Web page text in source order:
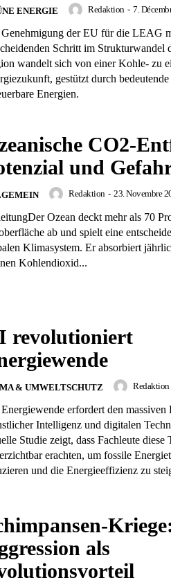
ENERGIE Redaktion - 7.
der EU für die LEAG
Schritt im Strukturwandel
wandelt sich von einer Kohle- zu
gestützt durch
Energien.
CO2-
und
Redaktion - 23. Novembre
Ozean deckt mehr als 70
ab und spielt eine
Klimasystem. Er absorbiert
Kohlendioxid...
revolutioniert
& UMWELTSCHUTZ Redaktion
erfordert den massiven
Intelligenz und digitalen
Studie zeigt, dass Fachleute diese
erachten, um fossile
und die Energieeffizienz zu
als